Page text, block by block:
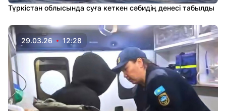
Түркістан облысында суға кеткен сәбидің денесі табылды
29.03.26 12:28